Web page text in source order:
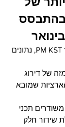
בהתבסס
(אוחזרו ב-17 בינואר, 16:25 PM KST, נתונים
של דירוג
שמובא
תכני
שידור חלק